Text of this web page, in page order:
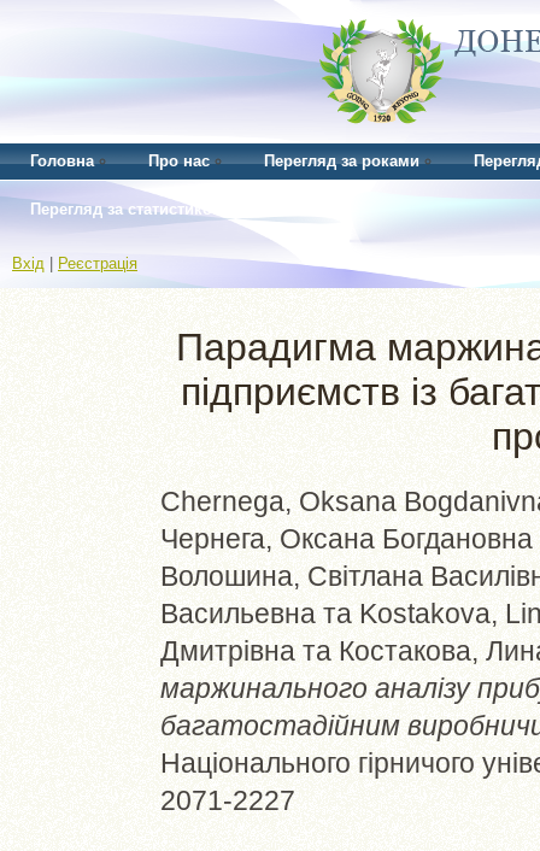
Головна Про нас Перегляд за роками
Перегляд за статистикою
Вхід Реєстрація
Парадигма
підприємств із
Chernega, Oksana
Чернега, Оксана Богдановна
Волошина, Світлана
Васильевна та Kostakova,
Дмитрівна та Костакова,
маржинального аналізу
багатостадійним
Національного гірничого
2071-2227